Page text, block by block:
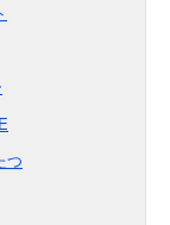
つ